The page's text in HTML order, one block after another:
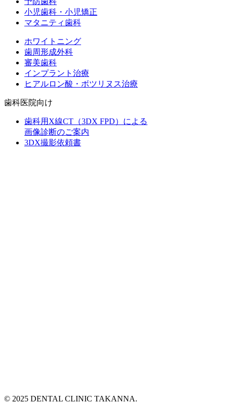
小児歯科・小児矯正
マタニティ歯科
ホワイトニング
歯周形成外科
審美歯科
インプラント治療
ヒアルロン酸・ボツリヌス治療
歯科医院向け
歯科用X線CT（3DX FPD）による
画像診断のご案内
3DX撮影依頼書
© 2025 DENTAL CLINIC TAKANNA.